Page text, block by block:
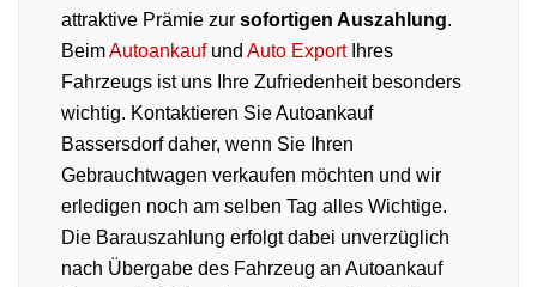
attraktive Prämie zur sofortigen Auszahlung.
BeimAutoankaufund Auto ExportIhres
Fahrzeugs ist uns Ihre Zufriedenheit besonders
wichtig. Kontaktieren Sie Autoankauf
Bassersdorf daher, wenn Sie Ihren
Gebrauchtwagen verkaufen möchten und wir
erledigen noch am selben Tag alles Wichtige.
Die Barauszahlung erfolgt dabei unverzüglich
nach Übergabe des Fahrzeug an Autoankauf